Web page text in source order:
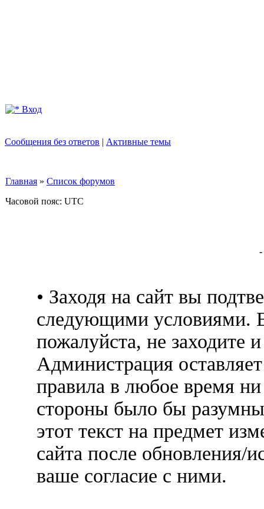
Вход
Сообщения без ответов | Активные темы
Главная » Список форумов
Часовой пояс: UTC
-
• Заходя на сайт вы
следующими условиями.
пожалуйста, не заходите
Администрация
правила в любое время
стороны было бы
этот текст на предмет
сайта после обновления/
ваше согласие с ними.